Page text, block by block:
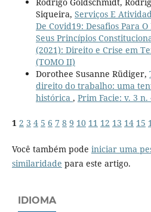
Siqueira, Serviços E
De Covid19: Desafios Para
Seus Princípios
(2021): Direito e Crise em
(TOMO II)
Dorothee Susanne Rüdiger,
direito do trabalho: uma
histórica , Prim Facie: v. 3 n.
1 2 3 4 5 6 7 8 9 10 11 12 13 14 15
Você também pode iniciar uma
similaridade para este artigo.
IDIOMA